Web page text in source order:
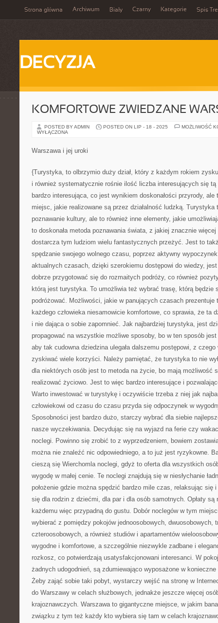
Strona główna Archiwum Biały Czarny Kategorie Spis
DECYZJA
KOMFORTOWE ZWIEDZANE
POSTED BY ADMIN POSTED ON LIP - 18 - 2025
MOŻLIWOŚĆ
WYŁĄCZONA
Warszawa i jej uroki
{Turystyka, to olbrzymio duży dział, który z każdym rokiem
i również systematycznie rośnie ilość liczba interesujących się
bardzo interesująca, co jest wynikiem doskonałości przyrody,
miejsc, jakie realizowane są przez działalność ludzką.
poznawanie kultury, ale to również inne elementy, jakie
to doskonała metoda poznawania świata, z jakiej znacznie
dostarcza tym ludziom wielu fantastycznych przeżyć. Jest to
spędzanie swojego wolnego czasu, poprzez aktywny
aktualnych czasach, dzięki szerokiemu dostępowi do wiedzy,
dobrze przygotować się do rozmaitych podróży, co również
którą jest turystyka. To umożliwia też wybrać trasę, którą będzie
podróżować. Możliwości, jakie w panujących czasach
każdego człowieka niesamowicie komfortowe, co sprawia, że ta
i nie dająca o sobie zapomnieć. Jak najbardziej turystyka, jest
propagować na wszystkie możliwe sposoby, bo w ten sposób
aby tak cudowna dziedzina ulegała dalszemu postępowi, z
zyskiwać wiele korzyści. Należy pamiętać, że turystyka to nie
dla niektórych osób jest to metoda na życie, bo mają możliwość
realizować życiowo. Jest to więc bardzo interesujące i
Warto inwestować w turystykę i oczywiście trzeba z niej jak
człowiekowi od czasu do czasu przyda się odpoczynek w
Sposobności jest bardzo dużo, starczy wybrać dla siebie
nasze wyczekiwania. Decydując się na wyjazd na ferie czy
noclegi. Powinno się zrobić to z wyprzedzeniem, bowiem
można nie znaleźć nic odpowiedniego, a to już jest ryzykowne.
cieszą się Wierchomla noclegi, gdyż to oferta dla wszystkich
wygodę w małej cenie. Te noclegi znajdują się w niesłychanie
położenie gdzie można spędzić bardzo mile czas, relaksując się
się dla rodzin z dziećmi, dla par i dla osób samotnych. Opłaty są
każdemu więc przypadną do gustu. Dobór noclegów w tym
wybierać z pomiędzy pokojów jednoosobowych, dwuosobowych,
czteroosobowych, a również studiów i apartamentów
wygodne i komfortowe, a szczególnie niezwykle zadbane i
rozkosz, co potwierdzają usatysfakcjonowani interesanci. W
żadnych udogodnień, są zdumiewająco wyposażone w
Żeby zająć sobie taki pobyt, wystarczy wejść na stronę w
do Warszawy w celach służbowych, jednakże jeszcze więcej
krajoznawczych. Warszawa to gigantyczne miejsce, w jakim
związku z tym też każdy kto wybiera się tam w celach